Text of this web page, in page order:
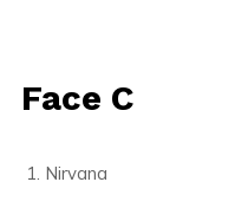
Face C
Nirvana